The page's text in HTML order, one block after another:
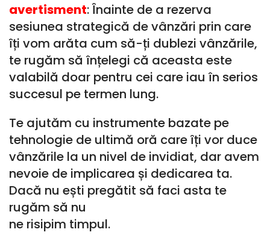
avertisment: Înainte de a rezerva
sesiunea strategică de vânzări prin care
îți vom arăta cum să-ți dublezi vânzările,
te rugăm să înțelegi că aceasta este
valabilă doar pentru cei care iau în serios
succesul pe termen lung.
Te ajutăm cu instrumente bazate pe
tehnologie de ultimă oră care îți vor duce
vânzările la un nivel de invidiat, dar avem
nevoie de implicarea și dedicarea ta.
Dacă nu ești pregătit să faci asta te
rugăm să nu
ne risipim timpul.